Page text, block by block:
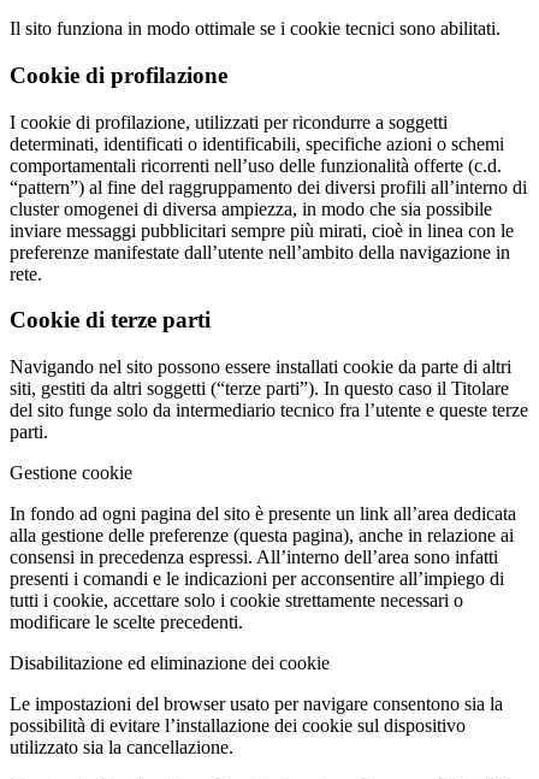
Il sito funziona in modo ottimale se i cookie tecnici sono abilitati.
Cookie di profilazione
I cookie di profilazione, utilizzati per ricondurre a soggetti
determinati, identificati o identificabili, specifiche azioni o schemi
comportamentali ricorrenti nell’uso delle funzionalità offerte (c.d.
“pattern”) al fine del raggruppamento dei diversi profili all’interno di
cluster omogenei di diversa ampiezza, in modo che sia possibile
inviare messaggi pubblicitari sempre più mirati, cioè in linea con le
preferenze manifestate dall’utente nell’ambito della navigazione in
rete.
Cookie di terze parti
Navigando nel sito possono essere installati cookie da parte di altri
siti, gestiti da altri soggetti (“terze parti”). In questo caso il Titolare
del sito funge solo da intermediario tecnico fra l’utente e queste terze
parti.
Gestione cookie
In fondo ad ogni pagina del sito è presente un link all’area dedicata
alla gestione delle preferenze (questa pagina), anche in relazione ai
consensi in precedenza espressi. All’interno dell’area sono infatti
presenti i comandi e le indicazioni per acconsentire all’impiego di
tutti i cookie, accettare solo i cookie strettamente necessari o
modificare le scelte precedenti.
Disabilitazione ed eliminazione dei cookie
Le impostazioni del browser usato per navigare consentono sia la
possibilità di evitare l’installazione dei cookie sul dispositivo
utilizzato sia la cancellazione.